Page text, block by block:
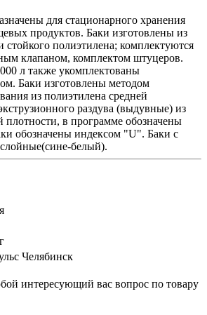
для стационарного хранения
продуктов. Баки изготовлены из
полиэтилена; комплектуются
клапаном, комплектом штуцеров.
л также укомплектованы
Баки изготовлены методом
из полиэтилена средней
раздува (выдувные) из
плотности, в программе обозначены
обозначены индексом "U". Баки с
белый).
Челябинск
интересующий вас вопрос по товару